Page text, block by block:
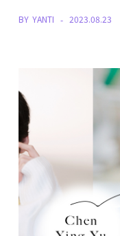
BY YANTI 2023.08.23